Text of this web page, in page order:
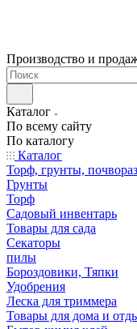
Производство и
Каталог
По всему сайту
По каталогу
Каталог
Торф, грунты,
Грунты
Торф
Садовый инвентарь
Товары для сада
Секаторы
пилы
Бороздовики, Тяпки
Удобрения
Леска для триммера
Товары для дома и